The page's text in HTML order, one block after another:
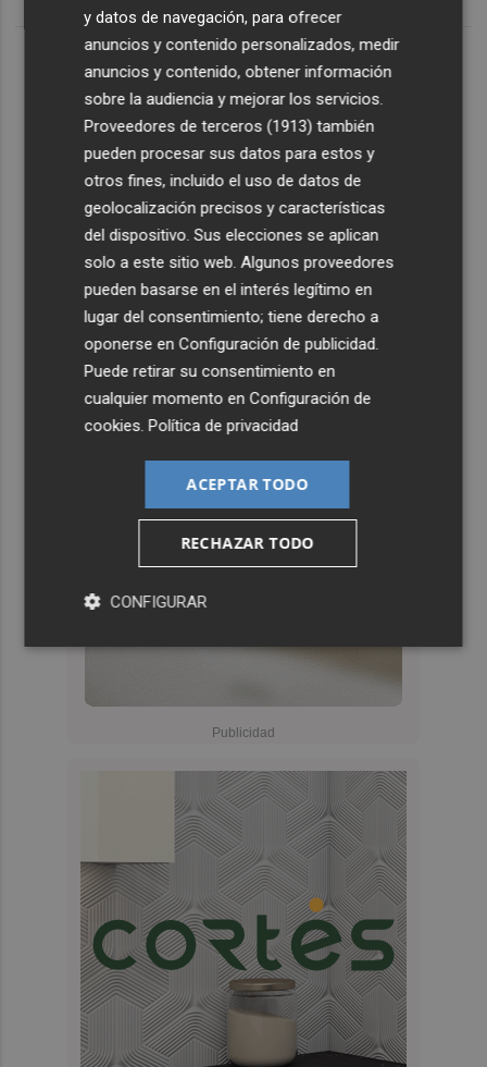
y datos de navegación, para ofrecer
anuncios y contenido personalizados, medir
anuncios y contenido, obtener información
sobre la audiencia y mejorar los servicios.
Proveedores de terceros (1913) también
pueden procesar sus datos para estos y
otros fines, incluido el uso de datos de
geolocalización precisos y características
del dispositivo. Sus elecciones se aplican
solo a este sitio web. Algunos proveedores
pueden basarse en el interés legítimo en
lugar del consentimiento; tiene derecho a
oponerse enConfiguración de publicidad.
Puede retirar su consentimiento en
cualquier momento enConfiguración de
cookies.Política de privacidad
ACEPTAR TODO
RECHAZAR TODO
CONFIGURAR